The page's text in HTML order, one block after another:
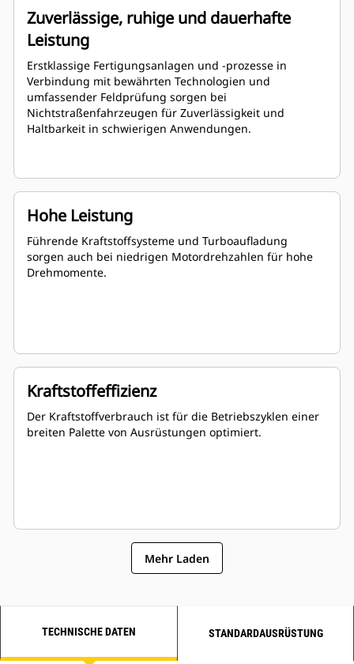
Zuverlässige, ruhige und dauerhafte
Leistung
Erstklassige Fertigungsanlagen und -prozesse in
Verbindung mit bewährten Technologien und
umfassender Feldprüfung sorgen bei
Nichtstraßenfahrzeugen für Zuverlässigkeit und
Haltbarkeit in schwierigen Anwendungen.
Hohe Leistung
Führende Kraftstoffsysteme und Turboaufladung
sorgen auch bei niedrigen Motordrehzahlen für hohe
Drehmomente.
Kraftstoffeffizienz
Der Kraftstoffverbrauch ist für die Betriebszyklen einer
breiten Palette von Ausrüstungen optimiert.
Mehr Laden
TECHNISCHE DATEN STANDARDAUSRÜSTUNG